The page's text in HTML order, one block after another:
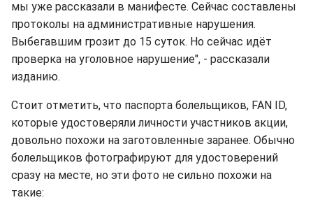
мы уже рассказали в манифесте. Сейчас составлены
протоколы на административные нарушения.
Выбегавшим грозит до 15 суток. Но сейчас идёт
проверка на уголовное нарушение", - рассказали
изданию.
Стоит отметить, что паспорта болельщиков, FAN ID,
которые удостоверяли личности участников акции,
довольно похожи на заготовленные заранее. Обычно
болельщиков фотографируют для удостоверений
сразу на месте, но эти фото не сильно похожи на
такие: